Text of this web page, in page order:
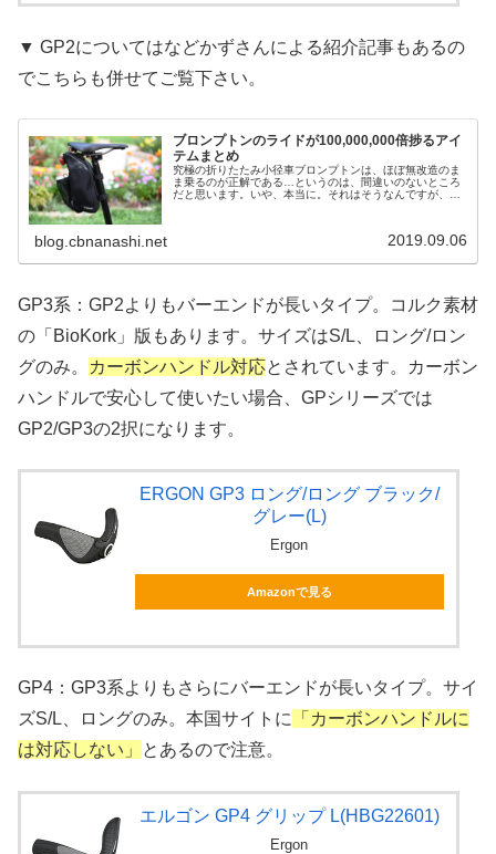
▼ GP2についてはなどかずさんによる紹介記事もあるの
でこちらも併せてご覧下さい。
ブロンプトンのライドが100,000,000倍捗るアイ
テムまとめ
究極の折りたたみ小径車ブロンプトンは、ほぼ無改造のま
ま乗るのが正解である…というのは、間違いのないところ
だと思います。いや、本当に。それはそうなんですが、や
blog.cbnanashi.net 2019.09.06
GP3系：GP2よりもバーエンドが長いタイプ。コルク素材
の「BioKork」版もあります。サイズはS/L、ロング/ロン
グのみ。
カーボンハンドル対応とされています。カーボン
ハンドルで安心して使いたい場合、GPシリーズでは
GP2/GP3の2択になります。
ERGON GP3 ロング/ロング ブラック/
グレー(L)
Ergon
Amazonで見る
GP4：GP3系よりもさらにバーエンドが長いタイプ。サイ
ズS/L、ロングのみ。本国サイトに
「カーボンハンドルに
は対応しない」
とあるので注意。
エルゴン GP4 グリップ L(HBG22601)
Ergon